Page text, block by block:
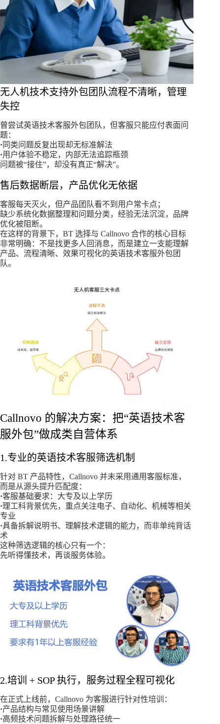
无人机技术支持外包团队流程不清晰，管理
失控
曾尝试英语技术客服外包团队，但客服只能应付表面问
题：
· 同类问题反复出现却无标准解法
·用户体验不稳定，内部无法追踪瓶颈
问题被“接住”，却没有真正“解决”。
售后数据断层，产品优化无依据
客服每天灭火，但产品团队看不到用户常卡点；
缺少系统化数据整理和问题分类，经验无法沉淀，品牌
优化被阻断。
在这样的背景下，BT 选择与 Callnovo 合作的核心目标
非常明确：不是找更多人回消息，而是建立一支能理解
产品、流程清晰、效果可视化的英语技术客服外包团
队。
Callnovo 的解决方案：把“英语技术客
服外包”做成类自营体系
1.专业的英语技术客服筛选机制
针对 BT 产品特性，Callnovo 并未采用通用客服标准，
而是从源头提升匹配度：
·客服基础要求：大专及以上学历
·理工科背景优先，重点关注电子、自动化、机械等相关
专业
·具备拆解说明书、理解技术逻辑的能力，而非单纯背话
术
这种筛选逻辑的核心只有一个：
先听得懂技术，再谈服务体验。
2.培训 + SOP 执行，服务过程全程可视化
在正式上线前，Callnovo 为客服进行针对性培训：
·产品结构与常见使用场景讲解
·高频技术问题拆解与处理路径统一